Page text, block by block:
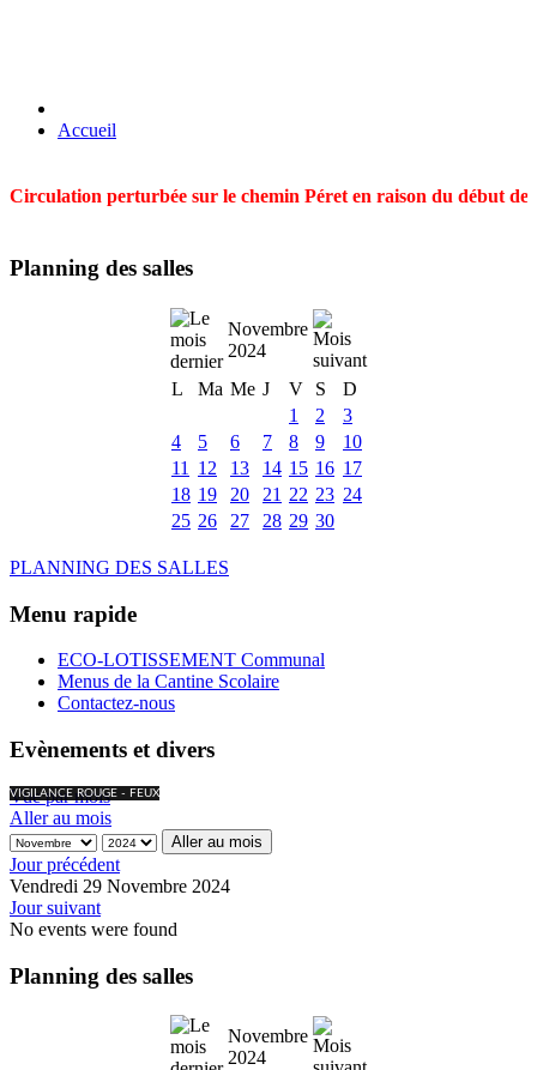
Accueil
Circulation perturbée sur le chemin Péret en raison du début
Planning des salles
Novembre
2024
L
Ma Me J V S
D
1
2
3
4
5 6 7 8 9
10
11
12 13 14 15 16 17
18 19 20 21 22 23 24
25 26 27 28 29 30
PLANNING DES SALLES
Menu rapide
ECO-LOTISSEMENT Communal
Menus de la Cantine Scolaire
Contactez-nous
Evènements et divers
VIGILANCE ROUGE - FEUX
Vue par mois
Aller au mois
Aller au mois
Jour précédent
Vendredi 29 Novembre 2024
Jour suivant
No events were found
Planning des salles
Novembre
2024